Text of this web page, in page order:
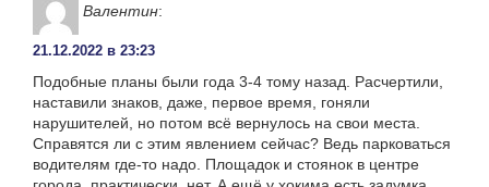
Валентин:
21.12.2022 в 23:23
Подобные планы были года 3-4 тому назад. Расчертили,
наставили знаков, даже, первое время, гоняли
нарушителей, но потом всё вернулось на свои места.
Справятся ли с этим явлением сейчас? Ведь парковаться
водителям где-то надо. Площадок и стоянок в центре